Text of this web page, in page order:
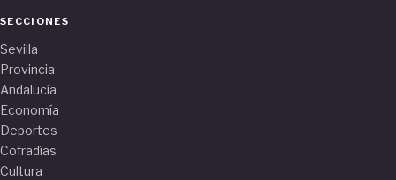
SECCIONES
Sevilla
Provincia
Andalucía
Economía
Deportes
Cofradías
Cultura